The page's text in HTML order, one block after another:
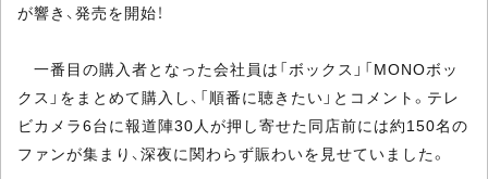
が響き、発売を開始！
一番目の購入者となった会社員は「ボックス」「MONOボッ
クス」をまとめて購入し、「順番に聴きたい」とコメント。テレ
ビカメラ6台に報道陣30人が押し寄せた同店前には約150名の
ファンが集まり、深夜に関わらず賑わいを見せていました。